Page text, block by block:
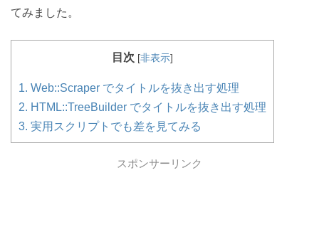
てみました。
目次 [非表示]
1. Web::Scraper でタイトルを抜き出す処理
2. HTML::TreeBuilder でタイトルを抜き出す処理
3. 実用スクリプトでも差を見てみる
スポンサーリンク